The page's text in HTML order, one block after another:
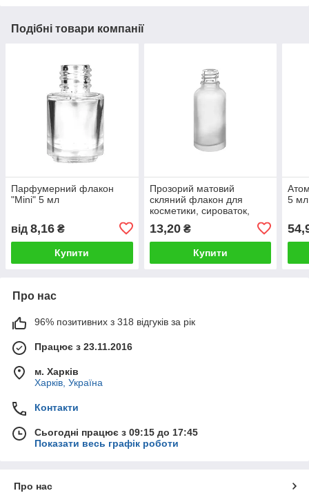
Подібні товари компанії
Парфумерний флакон
"Mini" 5 мл
від 8,16 ₴
Купити
Прозорий матовий
скляний флакон для
косметики, сироваток,
стандарту 18/410
13,20₴
Купити
5 мл
Про нас
96% позитивних з 318 відгуків за рік
Працює з 23.11.2016
м. Харків
Харків, Україна
Контакти
Сьогодні працює з 09:15 до 17:45
Показати весь графік роботи
Про нас